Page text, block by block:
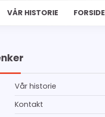
VÅR HISTORIE FORSIDE
Vår historie
Kontakt